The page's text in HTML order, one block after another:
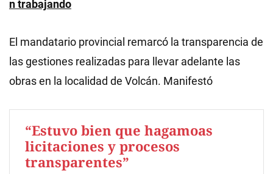
n trabajando
El mandatario provincial remarcó la transparencia de
las gestiones realizadas para llevar adelante las
obras en la localidad de Volcán. Manifestó
“Estuvo bien que hagamoas
licitaciones y procesos
transparentes”